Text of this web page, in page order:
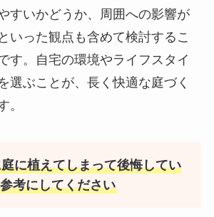
すいかどうか、周囲への影響が
いった観点も含めて検討するこ
す。自宅の環境やライフスタイ
選ぶことが、長く快適な庭づく
。
に植えてしまって後悔してい
考にしてください